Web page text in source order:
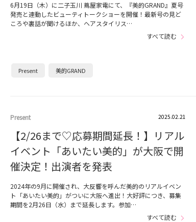
6月19日（木）に二子玉川 蔦屋家電にて、『美的GRAND』夏号
発売と連動したビューティトークショーを開催！最新号の見ど
ころや裏話が聞けるほか、ヘアスタイリス…
すべて読む
Present 美的GRAND
Present 2025.02.21
【2/26まで♡応募期間延長！】リアル
イベント「あいたい美的」が大阪で開
催決定！出演者を発表
2024年の9月に開催され、大反響を呼んだ美的のリアルイベン
ト「あいたい美的」がついに大阪へ進出！大好評につき、募集
期間を2月26日（水）まで延長します。参加…
すべて読む